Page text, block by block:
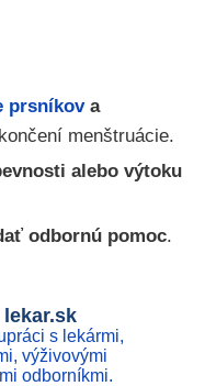
prsníkova
menštruácie.
alebo výtoku
odbornú pomoc.
s lekármi,
výživovými
odborníkmi.